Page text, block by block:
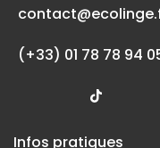
(+33) 01 78 78 94
Infos pratiques